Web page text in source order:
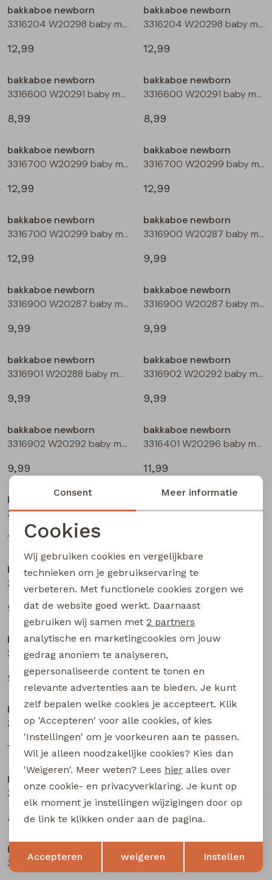
Blouses lange mouw
Pullover
Gilet spencers
Blazers
Bermuda's
Lange broeken
Bermuda's
Jackjes
Bermudas
Leggings
Lange broeken
Lange broeken
Rokken
T-shirts lange mouw
Vesten
bakkaboe newborn
3316204 W20298 baby meisjes lange broek Ecru
12,99
bakkaboe newborn
3316204 W20298 baby meisjes lange broek Rose
12,99
bakkaboe newborn
3316600 W20291 baby meisjes T-shirt lm Ecru melee
8,99
bakkaboe newborn
3316600 W20291 baby meisjes T-shirt lm Peach
8,99
bakkaboe newborn
3316700 W20299 baby meisjes jurk Mauve
12,99
bakkaboe newborn
3316700 W20299 baby meisjes jurk Aubergine
12,99
bakkaboe newborn
3316700 W20299 baby meisjes jurk Taupe
12,99
bakkaboe newborn
3316900 W20287 baby meisjes basismode Ecru
9,99
bakkaboe newborn
3316900 W20287 baby meisjes basismode Peach
9,99
bakkaboe newborn
3316900 W20287 baby meisjes basismode Rose
9,99
bakkaboe newborn
3316901 W20288 baby meisjes basismode Rose
9,99
bakkaboe newborn
3316902 W20292 baby meisjes basismode Ecru
9,99
bakkaboe newborn
3316902 W20292 baby meisjes basismode Peach
9,99
bakkaboe newborn
3316401 W20296 baby meisjes sweatshirt Ecru
11,99
bakkaboe newborn
3316401 W20296 baby meisjes sweatshirt Rose
11,99
bakkaboe newborn
3316401 W20296 baby meisjes sweatshirt Paars donker
bakkaboe newborn
3316202 W20293 baby meisjes lange broek Ecru
9,99
bakkaboe newborn
9,99
bakkaboe newborn
3316202 W20293 baby meisjes lange broek Aubergine
9,99
bakkaboe newborn
12,99
bakkaboe newborn
3316203 W20294 baby meisjes lange broek Peach
12,99
bakkaboe newborn
12,99
bakkaboe newborn
3316200 W20289 baby meisjes legging Ecru
8,99
8,99
bakkaboe newborn
3316201 W20290 baby meisjes legging Ecru melee
Noodzakelijke cookies
Analytische cookies
Marketing cookies
Terug Opslaan
Consent Meer informatie
Cookies
Wij gebruiken cookies en vergelijkbare
technieken om je gebruikservaring te
verbeteren. Met functionele cookies zorgen we
dat de website goed werkt. Daarnaast
gebruiken wij samen met 2 partners
analytische en marketingcookies om jouw
gedrag anoniem te analyseren,
gepersonaliseerde content te tonen en
relevante advertenties aan te bieden. Je kunt
zelf bepalen welke cookies je accepteert. Klik
op 'Accepteren' voor alle cookies, of kies
'Instellingen' om je voorkeuren aan te passen.
Wil je alleen noodzakelijke cookies? Kies dan
'Weigeren'. Meer weten? Lees hier alles over
onze cookie- en privacyverklaring. Je kunt op
elk moment je instellingen wijzigingen door op
de link te klikken onder aan de pagina.
Accepteren weigeren Instellen